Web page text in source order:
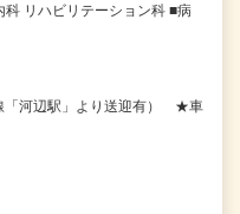
リハビリテーション科 ■病
「河辺駅」より送迎有） ★車